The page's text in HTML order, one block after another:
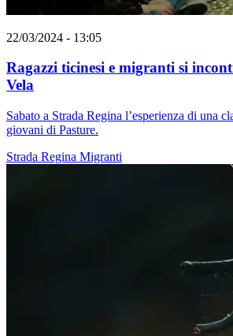
22/03/2024 - 13:05
Ragazzi ticinesi e migranti si
Vela
Sabato a Strada Regina l’esperienza di una
giovani di Pasture.
Strada Regina Migranti